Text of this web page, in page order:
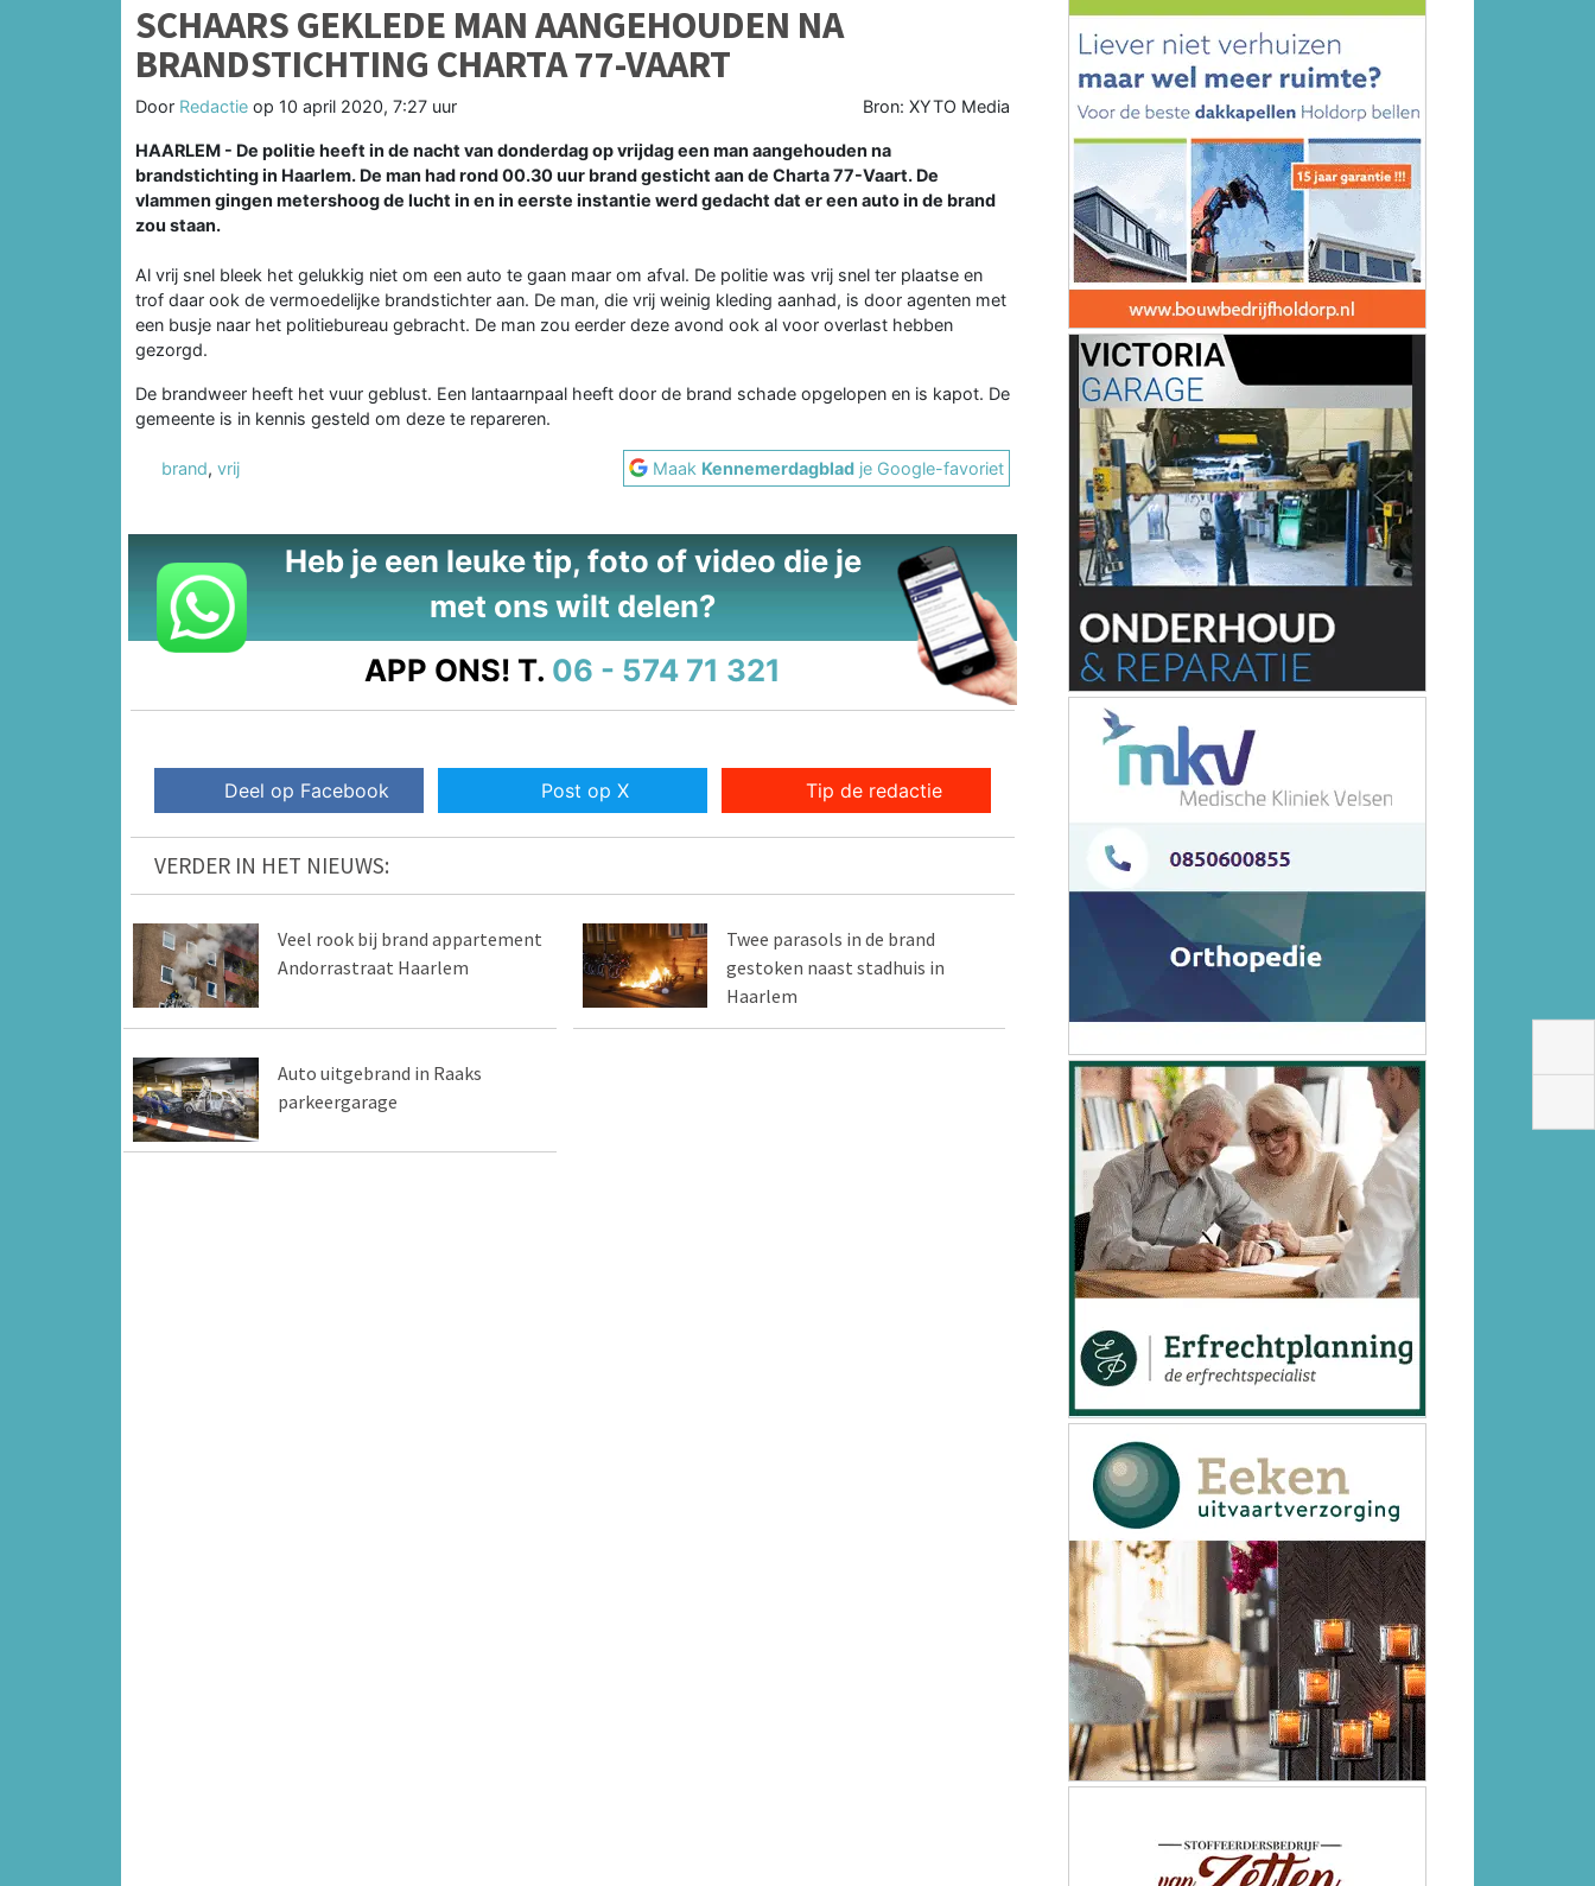
SCHAARS GEKLEDE MAN AANGEHOUDEN NA
BRANDSTICHTING CHARTA 77-VAART
Door Redactie op 10 april 2020, 7:27 uur Bron: XYTO Media
HAARLEM - De politie heeft in de nacht van donderdag op vrijdag een man aangehouden na
brandstichting in Haarlem. De man had rond 00.30 uur brand gesticht aan de Charta 77-Vaart. De
vlammen gingen metershoog de lucht in en in eerste instantie werd gedacht dat er een auto in de brand
zou staan.
Al vrij snel bleek het gelukkig niet om een auto te gaan maar om afval. De politie was vrij snel ter plaatse en
trof daar ook de vermoedelijke brandstichter aan. De man, die vrij weinig kleding aanhad, is door agenten met
een busje naar het politiebureau gebracht. De man zou eerder deze avond ook al voor overlast hebben
gezorgd.
De brandweer heeft het vuur geblust. Een lantaarnpaal heeft door de brand schade opgelopen en is kapot. De
gemeente is in kennis gesteld om deze te repareren.
brand, vrij Maak Kennemerdagblad je Google-favoriet
Heb je een leuke tip, foto of video die je
met ons wilt delen?
APP ONS! T. 06 - 574 71 321
Deel op Facebook Post op X Tip de redactie
VERDER IN HET NIEUWS:
Veel rook bij brand appartement
Andorrastraat Haarlem
Twee parasols in de brand
gestoken naast stadhuis in
Haarlem
Auto uitgebrand in Raaks
parkeergarage